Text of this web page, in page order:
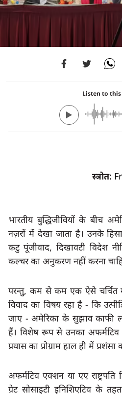
Listen to
स्त्रोत:
भारतीय बुद्धिजीवियों के बीच
नज़रों में देखा जाता है। उनके
कटु पूंजीवाद, दिखावटी विदेश
कल्चर का अनुकरण नहीं करना
परन्तु, कम से कम एक ऐसे चर्चित
विवाद का विषय रहा है - कि
जाए - अमेरिका के सुझाव काफी
हैं। विशेष रूप से उनका अफर्मटिव
प्रयास का प्रोग्राम हाल ही में
ग्रेट सोसाइटी इनिशिएटिव के तहत